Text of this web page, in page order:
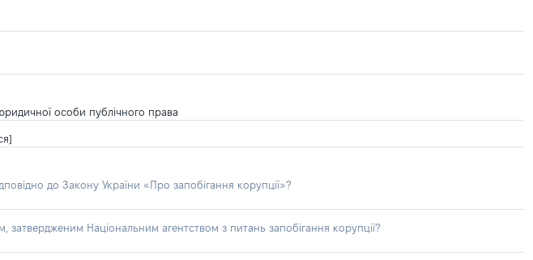
особи публічного права
до Закону України «Про запобігання корупції»?
Національним агентством з питань запобігання корупції?